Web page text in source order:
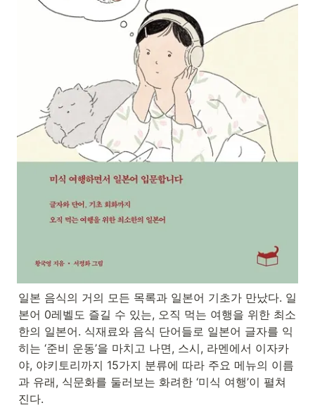
일본 음식의 거의 모든 목록과 일본어 기초가 만났다. 일
본어 0레벨도 즐길 수 있는, 오직 먹는 여행을 위한 최소
한의 일본어. 식재료와 음식 단어들로 일본어 글자를 익
히는 ‘준비 운동’을 마치고 나면, 스시, 라멘에서 이자카
야, 야키토리까지 15가지 분류에 따라 주요 메뉴의 이름
과 유래, 식문화를 둘러보는 화려한 ‘미식 여행’이 펼쳐
진다.